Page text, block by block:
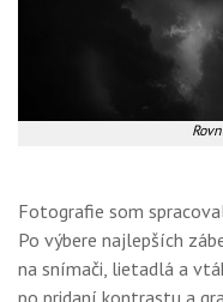
Fotografie som
Po výbere najlepších
na snímači, lietadlá a